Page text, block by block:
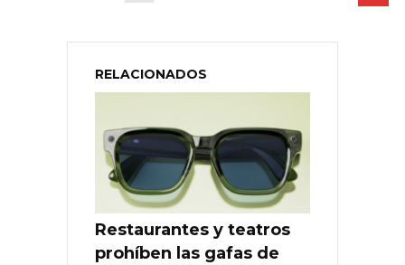
RELACIONADOS
Restaurantes y teatros
prohíben las gafas de